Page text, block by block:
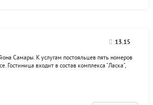
13.15
Самары. К услугам постояльцев пять номеров
входит в состав комплекса "Ласка",
и баню.